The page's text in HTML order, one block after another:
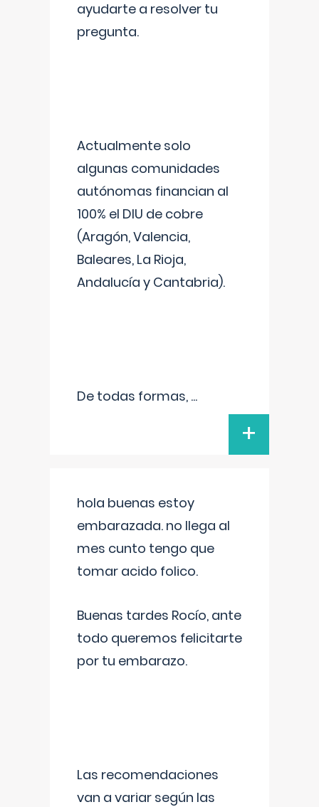
ayudarte a resolver tu
pregunta.
Actualmente solo
algunas comunidades
autónomas financian al
100% el DIU de cobre
(Aragón, Valencia,
Baleares, La Rioja,
Andalucía y Cantabria).
De todas formas, ...
+
hola buenas estoy
embarazada. no llega al
mes cunto tengo que
tomar acido folico.
Buenas tardes Rocío, ante
todo queremos felicitarte
por tu embarazo.
Las recomendaciones
van a variar según las